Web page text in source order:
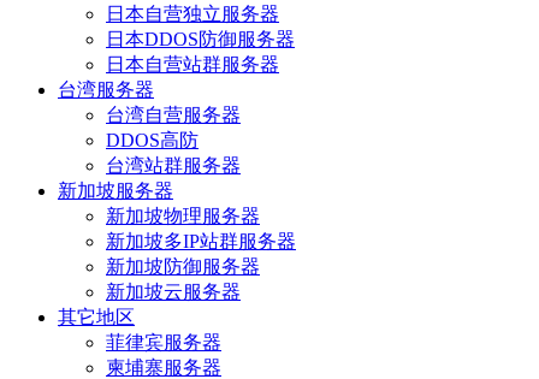
日本自营独立服务器
日本DDOS防御服务器
日本自营站群服务器
台湾服务器
台湾自营服务器
DDOS高防
台湾站群服务器
新加坡服务器
新加坡物理服务器
新加坡多IP站群服务器
新加坡防御服务器
新加坡云服务器
其它地区
菲律宾服务器
柬埔寨服务器